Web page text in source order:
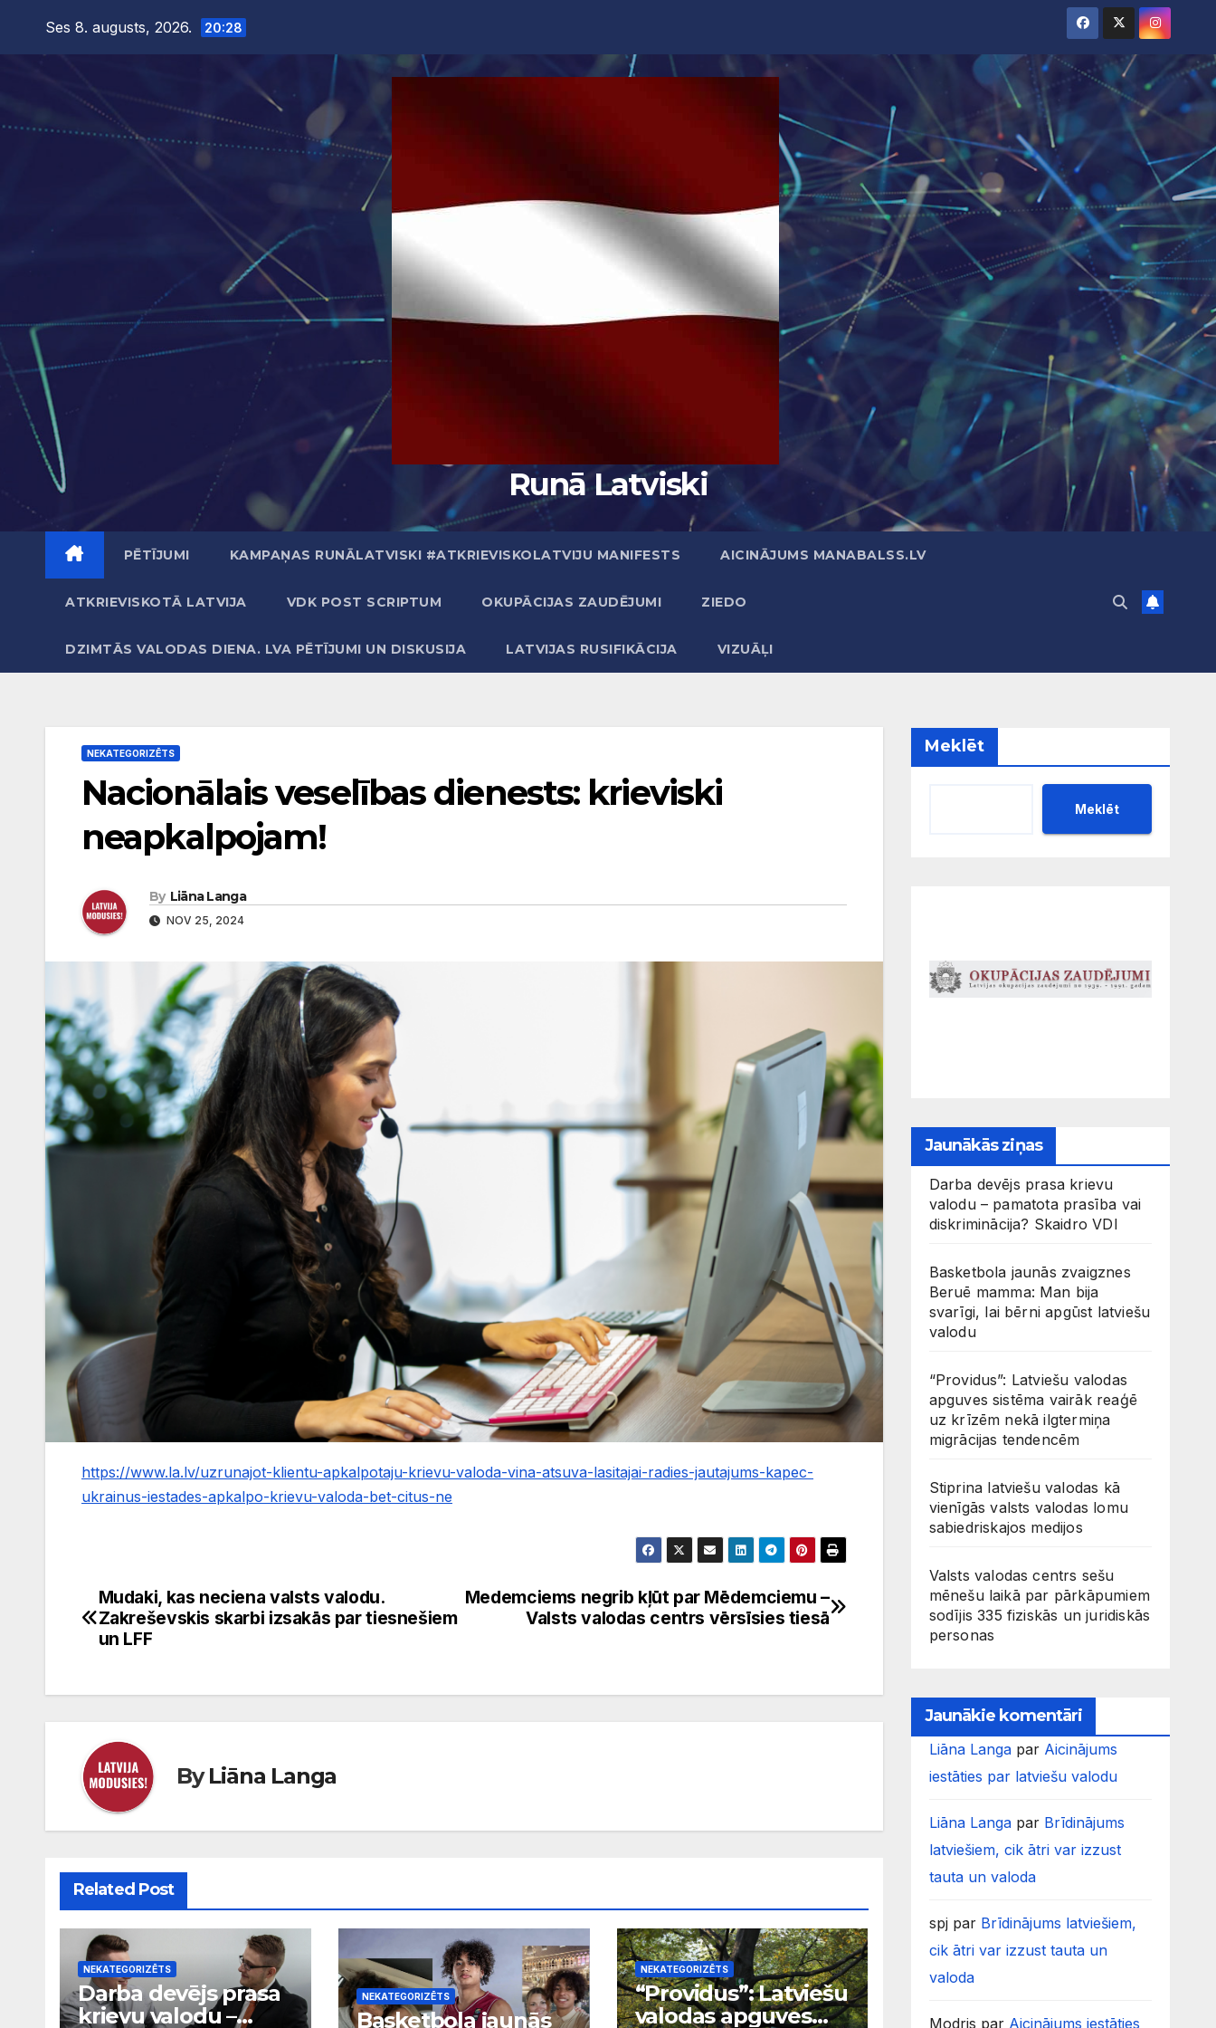
Ses 8. augusts, 2026. 20:28
Runā Latviski
PĒTĪJUMI KAMPAŅAS RUNĀLATVISKI #ATKRIEVISKOLATVIJU MANIFESTS AICINĀJUMS MANABALSS.LV
ATKRIEVISKOTĀ LATVIJA VDK POST SCRIPTUM OKUPĀCIJAS ZAUDĒJUMI ZIEDO
DZIMTĀS VALODAS DIENA. LVA PĒTĪJUMI UN DISKUSIJA LATVIJAS RUSIFIKĀCIJA VIZUĀĻI
NEKATEGORIZĒTS
Nacionālais veselības dienests: krieviski
neapkalpojam!
By Liāna Langa
NOV 25, 2024
https://www.la.lv/uzrunajot-klientu-apkalpotaju-krievu-valoda-vina-atsuva-lasitajai-radies-jautajums-kapec-
ukrainus-iestades-apkalpo-krievu-valoda-bet-citus-ne
Ziņu
izvēlne
Medemciems negrib kļūt par Mēdemciemu –
Valsts valodas centrs vērsīsies tiesā
Mudaki, kas neciena valsts valodu.
Zakreševskis skarbi izsakās par tiesnešiem
un LFF
ByLiāna Langa
Related Post
NEKATEGORIZĒTS
Darba devējs prasa
krievu valodu –
NEKATEGORIZĒTS
Basketbola jaunās
NEKATEGORIZĒTS
“Providus”: Latviešu
valodas apguves
Meklēt
Meklēt
Jaunākās ziņas
Darba devējs prasa krievu
valodu – pamatota prasība vai
diskriminācija? Skaidro VDI
Basketbola jaunās zvaigznes
Beruē mamma: Man bija
svarīgi, lai bērni apgūst latviešu
valodu
“Providus”: Latviešu valodas
apguves sistēma vairāk reaģē
uz krīzēm nekā ilgtermiņa
migrācijas tendencēm
Stiprina latviešu valodas kā
vienīgās valsts valodas lomu
sabiedriskajos medijos
Valsts valodas centrs sešu
mēnešu laikā par pārkāpumiem
sodījis 335 fiziskās un juridiskās
personas
Jaunākie komentāri
Liāna Langapar Aicinājums
iestāties par latviešu valodu
Liāna Langapar Brīdinājums
latviešiem, cik ātri var izzust
tauta un valoda
spjpar Brīdinājums latviešiem,
cik ātri var izzust tauta un
valoda
Modris par Aicinājums iestāties